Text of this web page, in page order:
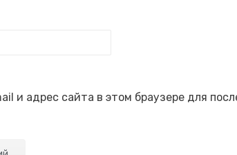
и адрес сайта в этом браузере для